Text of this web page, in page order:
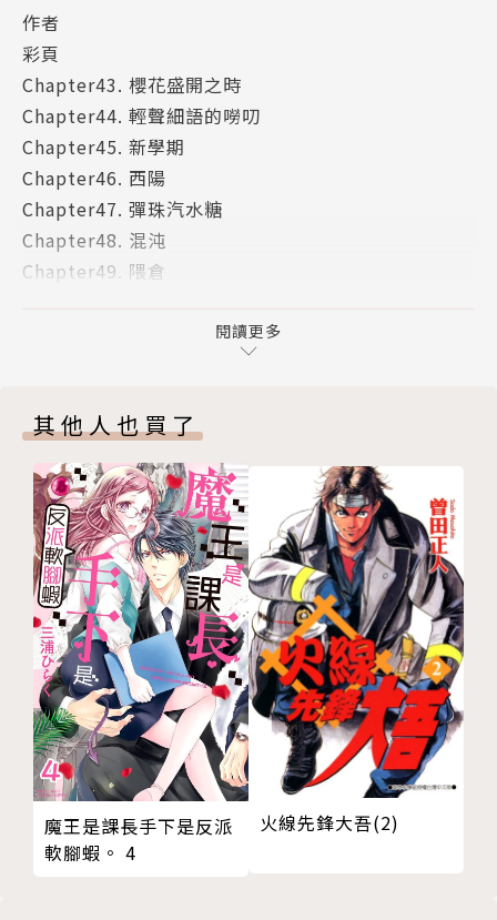
作者
彩頁
Chapter43. 櫻花盛開之時
Chapter44. 輕聲細語的嘮叨
Chapter45. 新學期
Chapter46. 西陽
Chapter47. 彈珠汽水糖
Chapter48. 混沌
Chapter49. 隈倉
Chapter51. 瓢蟲之木１
版權頁
封底
閱讀更多
其他人也買了
魔王是課長手下是反派
軟腳蝦。 4
火線先鋒大吾(2)